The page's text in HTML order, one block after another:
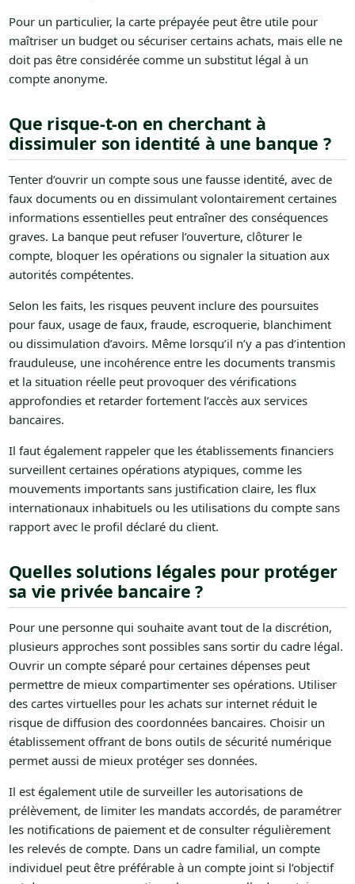
Pour un particulier, la carte prépayée peut être utile pour
maîtriser un budget ou sécuriser certains achats, mais elle ne
doit pas être considérée comme un substitut légal à un
compte anonyme.
Que risque-t-on en cherchant à
dissimuler son identité à une banque ?
Tenter d’ouvrir un compte sous une fausse identité, avec de
faux documents ou en dissimulant volontairement certaines
informations essentielles peut entraîner des conséquences
graves. La banque peut refuser l’ouverture, clôturer le
compte, bloquer les opérations ou signaler la situation aux
autorités compétentes.
Selon les faits, les risques peuvent inclure des poursuites
pour faux, usage de faux, fraude, escroquerie, blanchiment
ou dissimulation d’avoirs. Même lorsqu’il n’y a pas d’intention
frauduleuse, une incohérence entre les documents transmis
et la situation réelle peut provoquer des vérifications
approfondies et retarder fortement l’accès aux services
bancaires.
Il faut également rappeler que les établissements financiers
surveillent certaines opérations atypiques, comme les
mouvements importants sans justification claire, les flux
internationaux inhabituels ou les utilisations du compte sans
rapport avec le profil déclaré du client.
Quelles solutions légales pour protéger
sa vie privée bancaire ?
Pour une personne qui souhaite avant tout de la discrétion,
plusieurs approches sont possibles sans sortir du cadre légal.
Ouvrir un compte séparé pour certaines dépenses peut
permettre de mieux compartimenter ses opérations. Utiliser
des cartes virtuelles pour les achats sur internet réduit le
risque de diffusion des coordonnées bancaires. Choisir un
établissement offrant de bons outils de sécurité numérique
permet aussi de mieux protéger ses données.
Il est également utile de surveiller les autorisations de
prélèvement, de limiter les mandats accordés, de paramétrer
les notifications de paiement et de consulter régulièrement
les relevés de compte. Dans un cadre familial, un compte
individuel peut être préférable à un compte joint si l’objectif